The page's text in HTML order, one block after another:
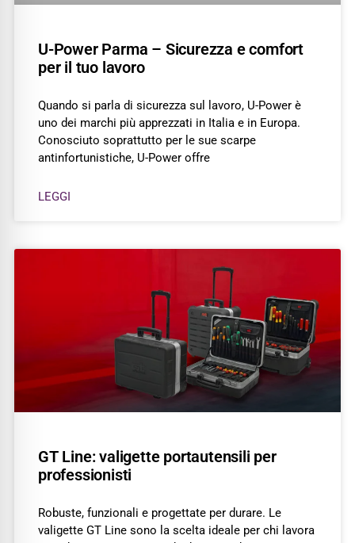
U-Power Parma – Sicurezza e comfort
per il tuo lavoro
Quando si parla di sicurezza sul lavoro, U-Power è
uno dei marchi più apprezzati in Italia e in Europa.
Conosciuto soprattutto per le sue scarpe
antinfortunistiche, U-Power offre
LEGGI
GT Line: valigette portautensili per
professionisti
Robuste, funzionali e progettate per durare. Le
valigette GT Line sono la scelta ideale per chi lavora